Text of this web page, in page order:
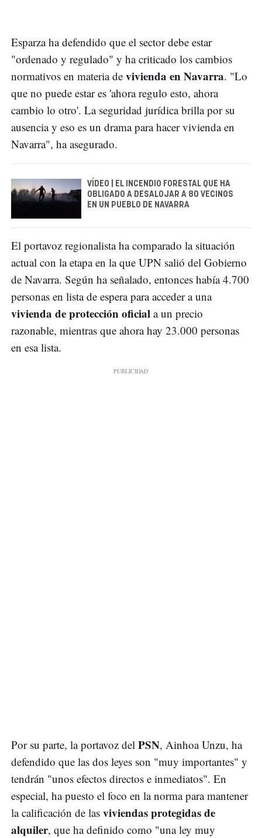
Esparza ha defendido que el sector debe estar
"ordenado y regulado" y ha criticado los cambios
normativos en materia de vivienda en Navarra. "Lo
que no puede estar es 'ahora regulo esto, ahora
cambio lo otro'. La seguridad jurídica brilla por su
ausencia y eso es un drama para hacer vivienda en
Navarra", ha asegurado.
VÍDEO | EL INCENDIO FORESTAL QUE HA
OBLIGADO A DESALOJAR A 80 VECINOS
EN UN PUEBLO DE NAVARRA
El portavoz regionalista ha comparado la situación
actual con la etapa en la que UPN salió del Gobierno
de Navarra. Según ha señalado, entonces había 4.700
personas en lista de espera para acceder a una
vivienda de protección oficial a un precio
razonable, mientras que ahora hay 23.000 personas
en esa lista.
Por su parte, la portavoz del PSN, Ainhoa Unzu, ha
defendido que las dos leyes son "muy importantes" y
tendrán "unos efectos directos e inmediatos". En
especial, ha puesto el foco en la norma para mantener
la calificación de las viviendas protegidas de
alquiler, que ha definido como "una ley muy